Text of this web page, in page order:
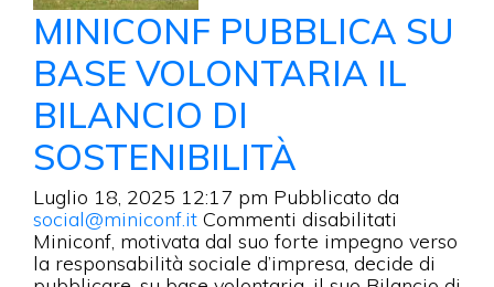
MINICONF PUBBLICA SU
BASE VOLONTARIA IL
BILANCIO DI
SOSTENIBILITÀ
Luglio 18, 2025 12:17 pm Pubblicato da
social@miniconf.it Commenti disabilitati
MINICONF
PUBBLICA
Miniconf, motivata dal suo forte impegno verso
la responsabilità sociale d’impresa, decide di